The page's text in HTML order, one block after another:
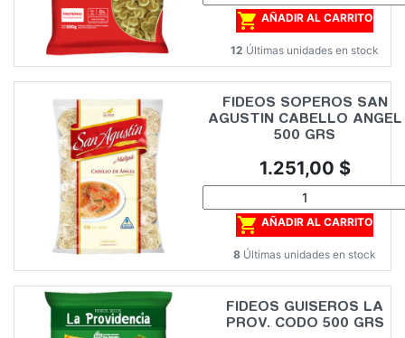
 AÑADIR AL CARRITO
12 Últimas unidades en stock
FIDEOS SOPEROS SAN
AGUSTIN CABELLO ANGEL
500 GRS
Precio
1.251,00 $
 AÑADIR AL CARRITO
8 Últimas unidades en stock
FIDEOS GUISEROS LA
PROV. CODO 500 GRS